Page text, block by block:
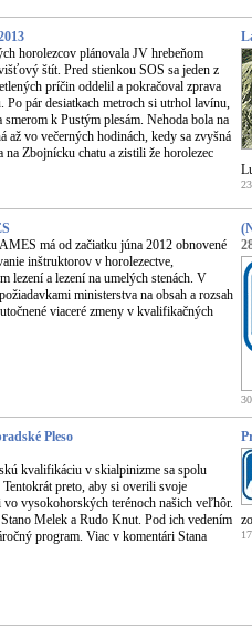
horolezcov plánovala JV hrebeňom
štít. Pred stienkou SOS sa jeden z
príčin oddelil a pokračoval zprava
Po pár desiatkach metroch si utrhol lavínu,
smerom k Pustým plesám. Nehoda bola na
až vo večerných hodinách, kedy sa zvyšná
na Zbojnícku chatu a zistili že horolezec
má od začiatku júna 2012 obnovené
inštruktorov v horolezectve,
lezení a lezení na umelých stenách. V
ministerstva na obsah a rozsah
viaceré zmeny v kvalifikačných
Pleso
kvalifikáciu v skialpinizme sa spolu
preto, aby si overili svoje
vo vysokohorských terénoch našich veľhôr.
Melek a Rudo Knut. Pod ich vedením
program. Viac v komentári Stana